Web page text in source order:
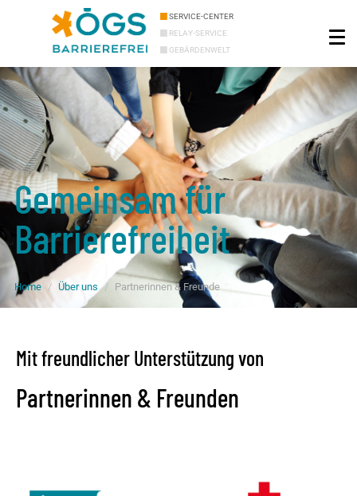
SERVICE-CENTER
RELAY-SERVICE
GEBÄRDENWELT
Gemeinsam für
Barrierefreiheit
Home Über uns Partnerinnen & Freunde
Mit freundlicher Unterstützung von
Partnerinnen & Freunden